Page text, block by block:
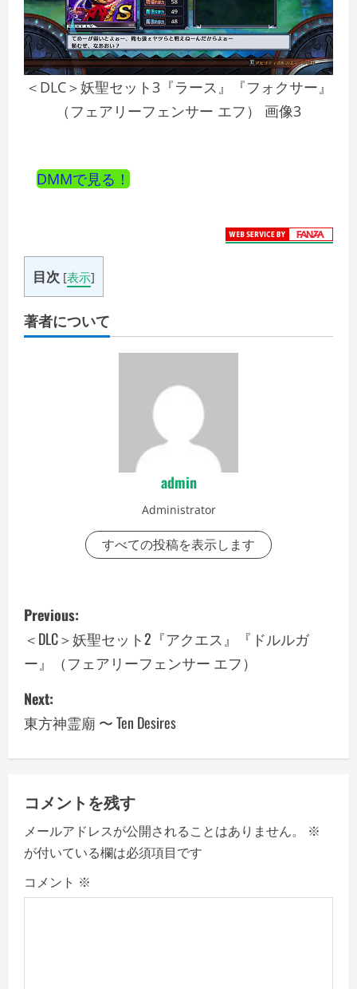
＜DLC＞妖聖セット3『ラース』『フォクサー』
（フェアリーフェンサー エフ） 画像3
DMMで見る！
目次 [表示]
著者について
admin
Administrator
すべての投稿を表示します
P
o
s
t
n
v
i
g
a
Previous:
＜DLC＞妖聖セット2『アクエス』『ドルルガ
ー』（フェアリーフェンサー エフ）
Next:
東方神霊廟 〜 Ten Desires
コメントを残す
メールアドレスが公開されることはありません。
※
が付いている欄は必須項目です
コメント ※